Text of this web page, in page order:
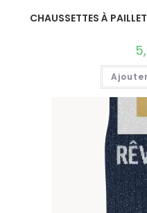
CHAUSSETTES À